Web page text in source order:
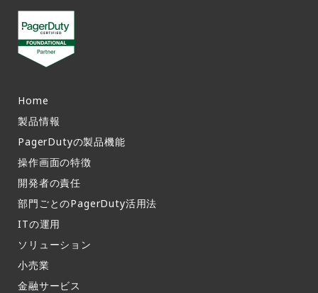
Home
製品情報​
PagerDutyの製品機能​
操作画面の特徴​
開発者の責任
部門ごとのPagerDuty活用法​
ITの運用​
ソリューション
小売業
金融サービス